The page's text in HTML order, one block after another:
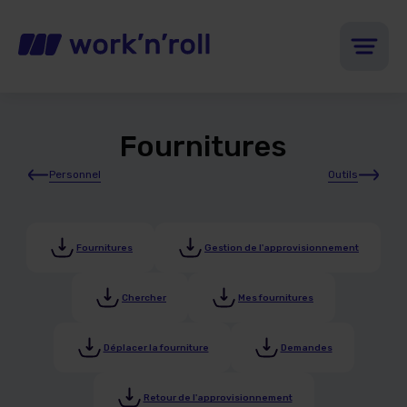
Fournitures
Personnel Outils
Fournitures Gestion de l'approvisionnement
Chercher Mes fournitures
Déplacer la fourniture Demandes
Retour de l'approvisionnement